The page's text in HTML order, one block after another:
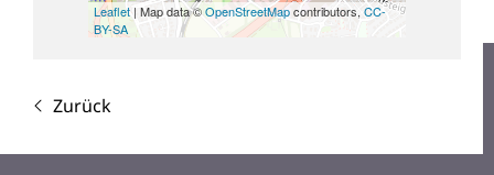
Leaflet| Map data ©OpenStreetMapcontributors, CC-
BY-SA
Zurück